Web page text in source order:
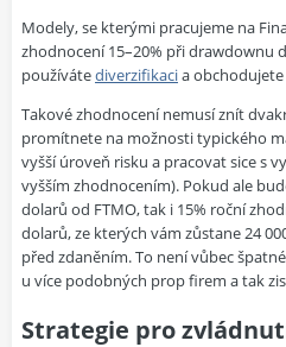
Modely, se kterými pracujeme na
zhodnocení 15–20% při drawdownu
používátediverzifikacia
Takové zhodnocení nemusí znít
promítnete na možnosti typického
vyšší úroveň risku a pracovat sice s
vyšším zhodnocením). Pokud ale
dolarů od FTMO, tak i 15% roční
dolarů, ze kterých vám zůstane 24
před zdaněním. To není vůbec
u více podobných prop firem a tak
Strategie pro